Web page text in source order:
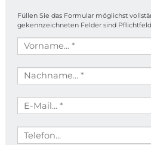
Füllen Sie das Formular möglichst
gekennzeichneten Felder sind